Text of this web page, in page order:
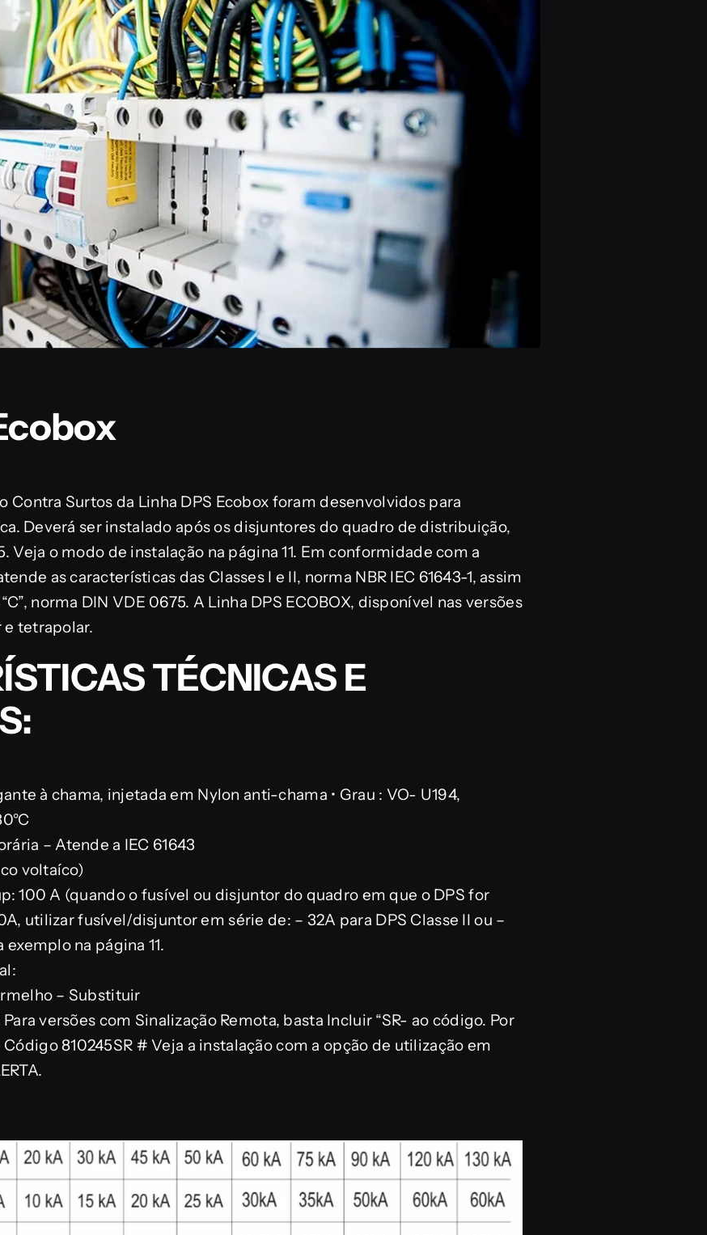
Contra Surtos da Linha DPS Ecobox foram desenvolvidos para
Deverá ser instalado após os disjuntores do quadro de distribuição,
Veja o modo de instalação na página 11. Em conformidade com a
as características das Classes I e II, norma NBR IEC 61643-1, assim
norma DIN VDE 0675. A Linha DPS ECOBOX, disponível nas versões
tetrapolar.
TÉCNICAS E
à chama, injetada em Nylon anti-chama • Grau : VO- U194,
– Atende a IEC 61643
voltaíco)
100 A (quando o fusível ou disjuntor do quadro em que o DPS for
utilizar fusível/disjuntor em série de: – 32A para DPS Classe II ou –
exemplo na página 11.
– Substituir
versões com Sinalização Remota, basta Incluir “SR- ao código. Por
810245SR # Veja a instalação com a opção de utilização em